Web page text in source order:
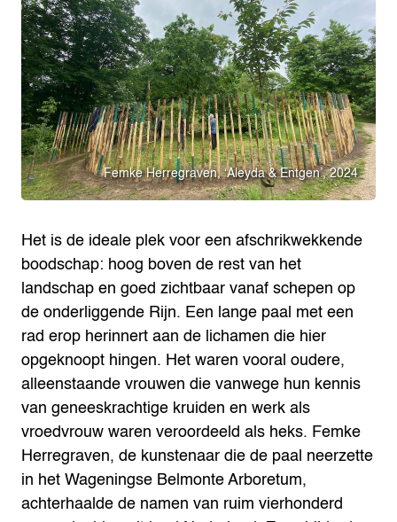
Femke Herregraven, ‘Aleyda & Entgen’, 2024
Het is de ideale plek voor een afschrikwekkende
boodschap: hoog boven de rest van het
landschap en goed zichtbaar vanaf schepen op
de onderliggende Rijn. Een lange paal met een
rad erop herinnert aan de lichamen die hier
opgeknoopt hingen. Het waren vooral oudere,
alleenstaande vrouwen die vanwege hun kennis
van geneeskrachtige kruiden en werk als
vroedvrouw waren veroordeeld als heks. Femke
Herregraven, de kunstenaar die de paal neerzette
in het Wageningse Belmonte Arboretum,
achterhaalde de namen van ruim vierhonderd